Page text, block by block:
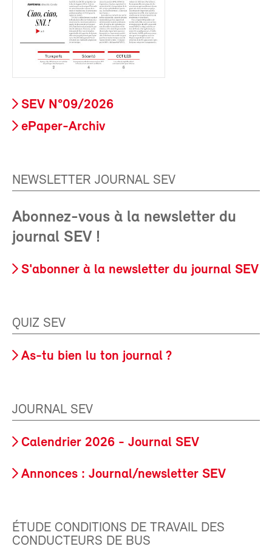
SEV N°09/2026
ePaper-Archiv
NEWSLETTER JOURNAL SEV
Abonnez-vous à la newsletter du
journal SEV !
S'abonner à la newsletter du journal SEV
QUIZ SEV
As-tu bien lu ton journal ?
JOURNAL SEV
Calendrier 2026 - Journal SEV
Annonces : Journal/newsletter SEV
ÉTUDE CONDITIONS DE TRAVAIL DES
CONDUCTEURS DE BUS